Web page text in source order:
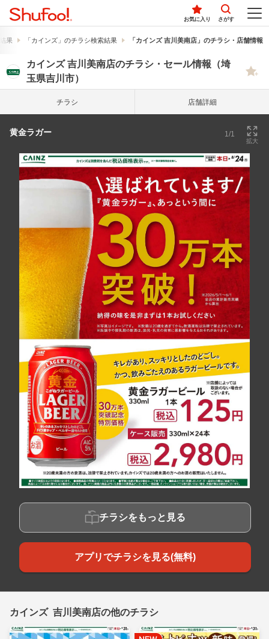
お気に入り さがす
果 「カインズ」のチラシ検索結果 「カインズ 吉川美南店」のチラシ・店舗情報
カインズ 吉川美南店のチラシ・セール情報（埼
玉県吉川市）
チラシ 店舗詳細
黄金ラガー 1/1
拡大
チラシをもっと見る
アプリでチラシを見る(無料)
カインズ 吉川美南店の他のチラシ